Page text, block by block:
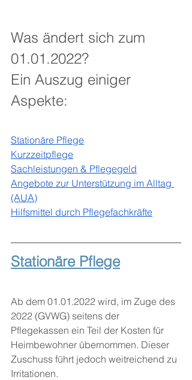
Was ändert sich zum
01.01.2022?
Ein Auszug einiger
Aspekte:
Stationäre Pflege
Kurzzeitpflege
Sachleistungen & Pflegegeld
Angebote zur Unterstützung im Alltag
(AUA)
Hilfsmittel durch Pflegefachkräfte
Stationäre Pflege
Ab dem 01.01.2022 wird, im Zuge des
2022 (GVWG) seitens der
Pflegekassen ein Teil der Kosten für
Heimbewohner übernommen. Dieser
Zuschuss führt jedoch weitreichend zu
Irritationen.